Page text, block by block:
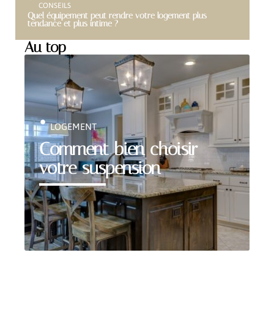
CONSEILS
Quel équipement peut rendre votre logement plus
tendance et plus intime ?
Au top
Comment bien choisir
votre suspension
LOGEMENT